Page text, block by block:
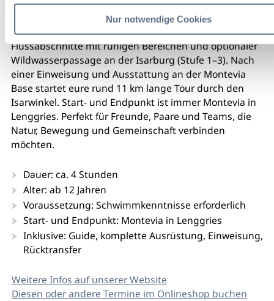
Nur notwendige Cookies
München und entdeckt die beeindruckende
Voralpenlandschaft aus einer neuen Perspektive. In
kleinen Teams paddelt ihr durch abwechslungsreiche
Flussabschnitte mit ruhigen Bereichen und optionaler
Wildwasserpassage an der Isarburg (Stufe 1–3). Nach
einer Einweisung und Ausstattung an der Montevia
Base startet eure rund 11 km lange Tour durch den
Isarwinkel. Start- und Endpunkt ist immer Montevia in
Lenggries. Perfekt für Freunde, Paare und Teams, die
Natur, Bewegung und Gemeinschaft verbinden
möchten.
Dauer: ca. 4 Stunden
Alter: ab 12 Jahren
Voraussetzung: Schwimmkenntnisse erforderlich
Start- und Endpunkt: Montevia in Lenggries
Inklusive: Guide, komplette Ausrüstung, Einweisung,
Rücktransfer
Weitere Infos auf unserer Website
Diesen oder andere Termine im Onlineshop buchen